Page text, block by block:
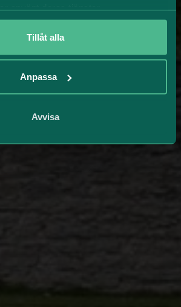
använt deras tjänster.
Tillåt alla
Anpassa
Avvisa